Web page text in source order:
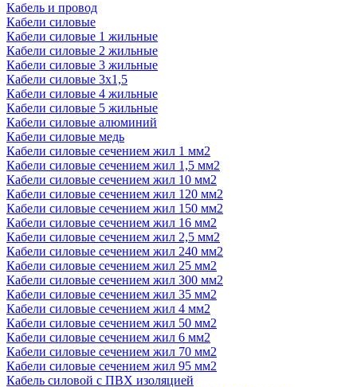
Кабель и провод
Кабели силовые
Кабели силовые 1 жильные
Кабели силовые 2 жильные
Кабели силовые 3 жильные
Кабели силовые 3х1,5
Кабели силовые 4 жильные
Кабели силовые 5 жильные
Кабели силовые алюминий
Кабели силовые медь
Кабели силовые сечением жил 1 мм2
Кабели силовые сечением жил 1,5 мм2
Кабели силовые сечением жил 10 мм2
Кабели силовые сечением жил 120 мм2
Кабели силовые сечением жил 150 мм2
Кабели силовые сечением жил 16 мм2
Кабели силовые сечением жил 2,5 мм2
Кабели силовые сечением жил 240 мм2
Кабели силовые сечением жил 25 мм2
Кабели силовые сечением жил 300 мм2
Кабели силовые сечением жил 35 мм2
Кабели силовые сечением жил 4 мм2
Кабели силовые сечением жил 50 мм2
Кабели силовые сечением жил 6 мм2
Кабели силовые сечением жил 70 мм2
Кабели силовые сечением жил 95 мм2
Кабель силовой с ПВХ изоляцией